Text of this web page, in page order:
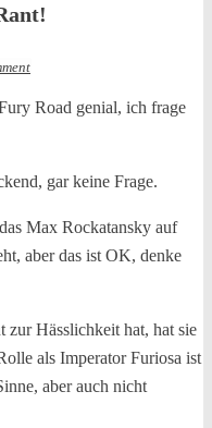
Road genial, ich frage
gar keine Frage.
Max Rockatansky auf
aber das ist OK, denke
zur Hässlichkeit hat, hat sie
als Imperator Furiosa ist
aber auch nicht